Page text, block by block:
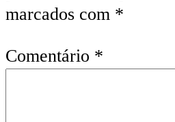
marcados com *
Comentário *